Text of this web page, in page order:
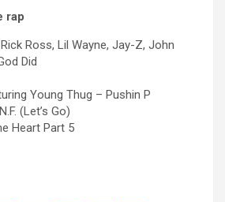
rap
Ross, Lil Wayne, Jay-Z, John
Did
Young Thug – Pushin P
(Let’s Go)
Heart Part 5